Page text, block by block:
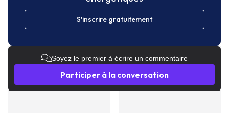
S'inscrire gratuitement
Soyez le premier à écrire un commentaire
Participer à la conversation